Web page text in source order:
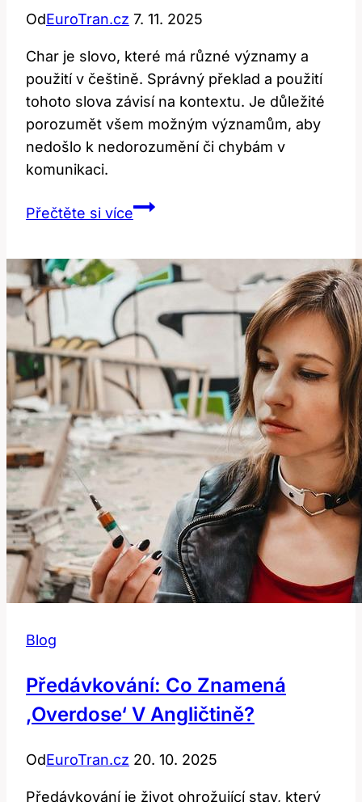
OdEuroTran.cz 7. 11. 2025
Char je slovo, které má různé významy a
použití v češtině. Správný překlad a použití
tohoto slova závisí na kontextu. Je důležité
porozumět všem možným významům, aby
nedošlo k nedorozumění či chybám v
komunikaci.
Přečtěte si víceChar:
Přeložit
a
Používat
Toto
Slovo?
Blog
Předávkování: Co Znamená
‚overdose‘ V Angličtině?
OdEuroTran.cz 20. 10. 2025
Předávkování je život ohrožující stav, který